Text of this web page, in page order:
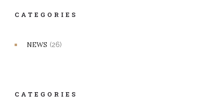
CATEGORIES
NEWS (26)
CATEGORIES